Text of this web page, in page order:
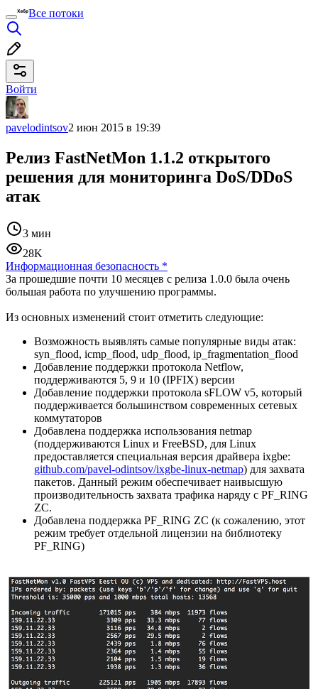
Все потоки
Войти
pavelodintsov2 июн 2015 в 19:39
Релиз FastNetMon 1.1.2 открытого
решения для мониторинга DoS/DDoS
атак
3 мин
28K
Информационная безопасность *
За прошедшие почти 10 месяцев с релиза 1.0.0 была очень
большая работа по улучшению программы.
Из основных изменений стоит отметить следующие:
Возможность выявлять самые популярные виды атак:
syn_flood, icmp_flood, udp_flood, ip_fragmentation_flood
Добавление поддержки протокола Netflow,
поддерживаются 5, 9 и 10 (IPFIX) версии
Добавление поддержки протокола sFLOW v5, который
поддерживается большинством современных сетевых
коммутаторов
Добавлена поддержка использования netmap
(поддерживаются Linux и FreeBSD, для Linux
предоставляется специальная версия драйвера ixgbe:
github.com/pavel-odintsov/ixgbe-linux-netmap) для захвата
пакетов. Данный режим обеспечивает наивысшую
производительность захвата трафика наряду с PF_RING
ZC.
Добавлена поддержка PF_RING ZC (к сожалению, этот
режим требует отдельной лицензии на библиотеку
PF_RING)